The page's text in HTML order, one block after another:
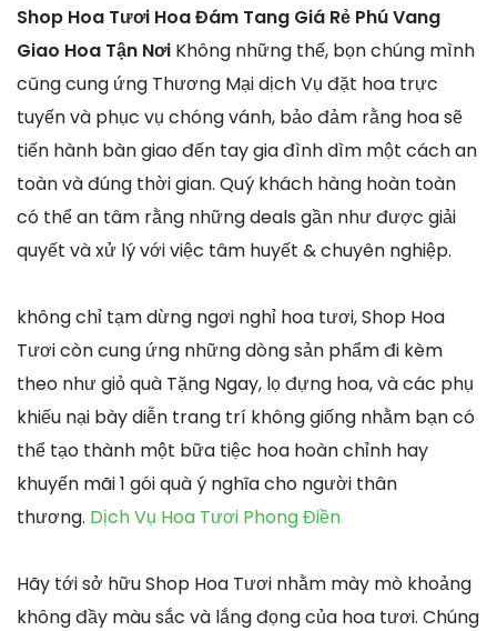
Shop Hoa Tươi Hoa Đám Tang Giá Rẻ Phú Vang
Giao Hoa Tận Nơi Không những thế, bọn chúng mình
cũng cung ứng Thương Mại dịch Vụ đặt hoa trực
tuyến và phục vụ chóng vánh, bảo đảm rằng hoa sẽ
tiến hành bàn giao đến tay gia đình dìm một cách an
toàn và đúng thời gian. Quý khách hàng hoàn toàn
có thể an tâm rằng những deals gần như được giải
quyết và xử lý với việc tâm huyết & chuyên nghiệp.
không chỉ tạm dừng ngơi nghỉ hoa tươi, Shop Hoa
Tươi còn cung ứng những dòng sản phẩm đi kèm
theo như giỏ quà Tặng Ngay, lọ đựng hoa, và các phụ
khiếu nại bày diễn trang trí không giống nhằm bạn có
thể tạo thành một bữa tiệc hoa hoàn chỉnh hay
khuyến mãi 1 gói quà ý nghĩa cho người thân
thương. Dịch Vụ Hoa Tươi Phong Điền
Hãy tới sở hữu Shop Hoa Tươi nhằm mày mò khoảng
không đầy màu sắc và lắng đọng của hoa tươi. Chúng